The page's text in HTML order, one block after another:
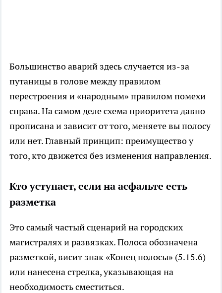
Большинство аварий здесь случается из-за
путаницы в голове между правилом
перестроения и «народным» правилом помехи
справа. На самом деле схема приоритета давно
прописана и зависит от того, меняете вы полосу
или нет. Главный принцип: преимущество у
того, кто движется без изменения направления.
Кто уступает, если на асфальте есть
разметка
Это самый частый сценарий на городских
магистралях и развязках. Полоса обозначена
разметкой, висит знак «Конец полосы» (5.15.6)
или нанесена стрелка, указывающая на
необходимость сместиться.